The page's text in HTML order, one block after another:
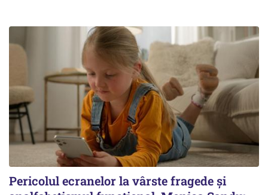
Pericolul ecranelor la vârste fragede și